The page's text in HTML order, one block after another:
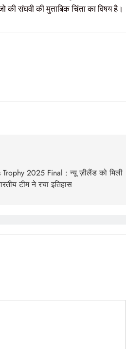
संघवी की मुताबिक चिंता का विषय है।
2025 Final : न्यू ज़ीलैंड को मिली
टीम ने रचा इतिहास